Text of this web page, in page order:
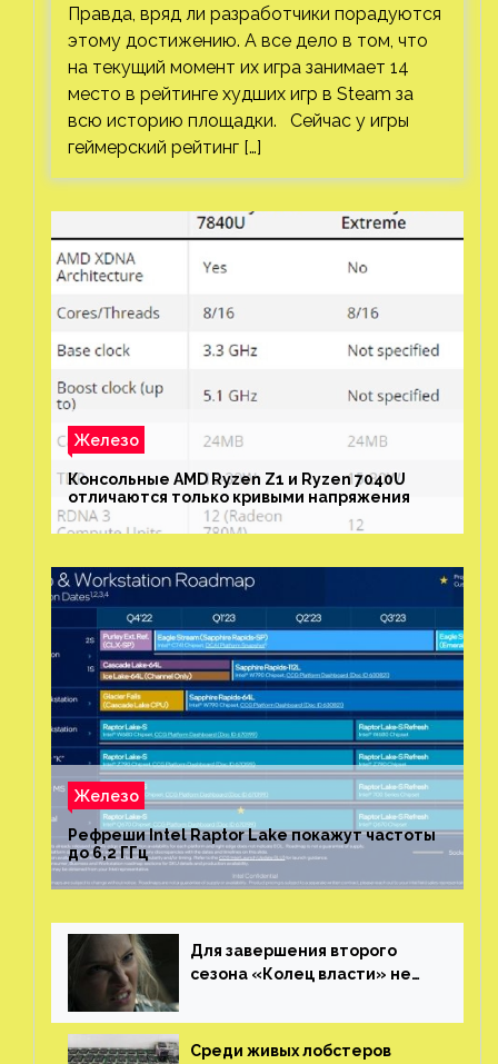
Правда, вряд ли разработчики порадуются
этому достижению. А все дело в том, что
на текущий момент их игра занимает 14
место в рейтинге худших игр в Steam за
всю историю площадки. Сейчас у игры
геймерский рейтинг […]
Железо
Консольные AMD Ryzen Z1 и Ryzen 7040U
отличаются только кривыми напряжения
Железо
Рефреши Intel Raptor Lake покажут частоты
до 6,2 ГГц
Для завершения второго
сезона «Колец власти» не
Среди живых лобстеров